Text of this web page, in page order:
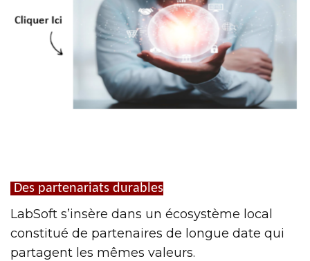
Des partenariats durables
LabSoft s’insère dans un écosystème local
constitué de partenaires de longue date qui
partagent les mêmes valeurs.